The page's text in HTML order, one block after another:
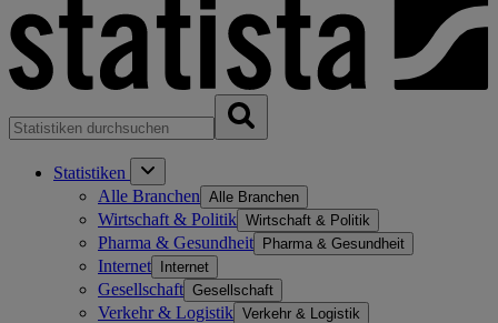
Statistiken
Alle Branchen Alle Branchen
Wirtschaft & Politik Wirtschaft & Politik
Pharma & Gesundheit Pharma & Gesundheit
Internet Internet
Gesellschaft Gesellschaft
Verkehr & Logistik Verkehr & Logistik